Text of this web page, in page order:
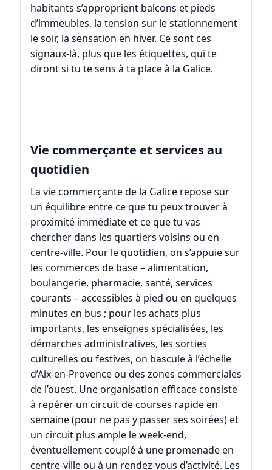
habitants s’approprient balcons et pieds
d’immeubles, la tension sur le stationnement
le soir, la sensation en hiver. Ce sont ces
signaux-là, plus que les étiquettes, qui te
diront si tu te sens à ta place à la Galice.
Vie commerçante et services au
quotidien
La vie commerçante de la Galice repose sur
un équilibre entre ce que tu peux trouver à
proximité immédiate et ce que tu vas
chercher dans les quartiers voisins ou en
centre-ville. Pour le quotidien, on s’appuie sur
les commerces de base – alimentation,
boulangerie, pharmacie, santé, services
courants – accessibles à pied ou en quelques
minutes en bus ; pour les achats plus
importants, les enseignes spécialisées, les
démarches administratives, les sorties
culturelles ou festives, on bascule à l’échelle
d’Aix-en-Provenceou des zones commerciales
de l’ouest. Une organisation efficace consiste
à repérer un circuit de courses rapide en
semaine (pour ne pas y passer ses soirées) et
un circuit plus ample le week-end,
éventuellement couplé à une promenade en
centre-ville ou à un rendez-vous d’activité. Les